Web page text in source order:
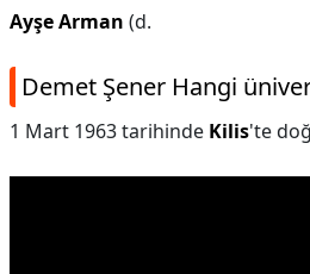
Ayşe Arman (d.
Demet Şener Hangi
1 Mart 1963 tarihinde Kilis'te